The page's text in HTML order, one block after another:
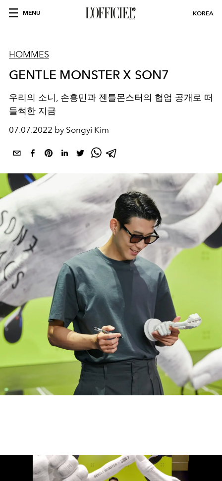
MENU KOREA
HOMMES
GENTLE MONSTER X SON7
우리의 소니, 손흥민과 젠틀몬스터의 협업 공개로 떠
들썩한 지금
07.07.2022 by Songyi Kim